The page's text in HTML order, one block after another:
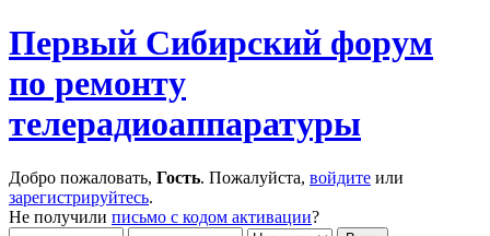
Первый Сибирский форум
по ремонту
телерадиоаппаратуры
Добро пожаловать, Гость. Пожалуйста, войдите или
зарегистрируйтесь.
Не получили письмо с кодом активации?